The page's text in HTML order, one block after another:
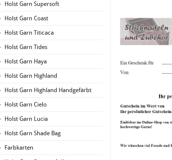
Holst Garn Supersoft
Holst Garn Coast
Holst Garn Titicaca
Holst Garn Tides
Holst Garn Haya
Holst Garn Highland
Holst Garn Highland Handgefärbt
Holst Garn Cielo
Holst Garn Lucia
Holst Garn Shade Bag
Farbkarten